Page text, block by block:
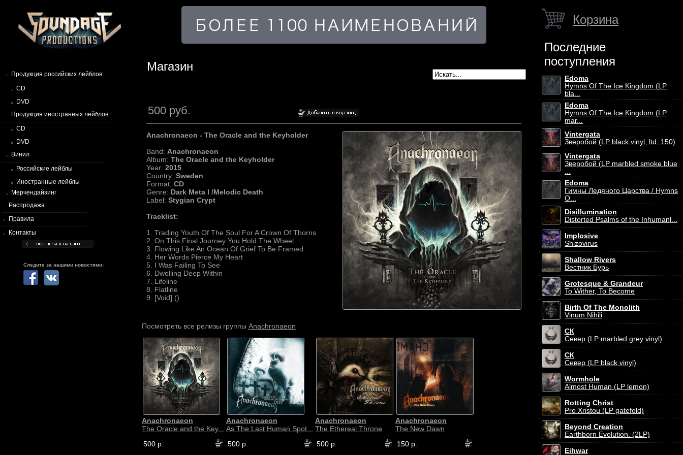
Продукция российских лейблов
CD
DVD
Продукция иностранных лейблов
CD
DVD
Винил
Российские лейблы
Иностранные лейблы
Мерчендайзинг
Распродажа
Правила
Контакты
Следите за нашими новостями:
Магазин
500 руб.
Anachronaeon - The Oracle and the Keyholder
Band: Anachronaeon
Album: The Oracle and the Keyholder
Year: 2015
Country: Sweden
Format: CD
Genre: Dark Meta l /Melodic Death
Label: Stygian Crypt
Tracklist:
1. Trading Youth Of The Soul For A Crown Of Thorns
2. On This Final Journey You Hold The Wheel
3. Flowing Like An Ocean Of Grief To Be Framed
4. Her Words Pierce My Heart
5. I Was Failing To See
6. Dwelling Deep Within
7. Lifeline
8. Flatline
9. [Void] ()
Посмотреть все релизы группы Anachronaeon
Anachronaeon
The Oracle and the Key...
500 р.
Anachronaeon
As The Last Human Spot...
500 р.
Anachronaeon
The Ethereal Throne
500 р.
Anachronaeon
The New Dawn
150 р.
Корзина
Последние
поступления
Edoma
Hymns Of The Ice Kingdom (LP
bla...
Edoma
Hymns Of The Ice Kingdom (LP
mar...
Vintergata
Зверобой (LP black vinyl, ltd. 150)
Vintergata
Зверобой (LP marbled smoke blue
...
Edoma
Гимны Ледяного Царства / Hymns
O...
Disillumination
Distorted Psalms of the Inhumanl...
Implosive
Shizovirus
Shallow Rivers
Вестник Бурь
Grotesque & Grandeur
To Wither, To Become
Birth Of The Monolith
Vinum Nihili
СК
Север (LP marbled grey vinyl)
СК
Север (LP black vinyl)
Wormhole
Almost Human (LP lemon)
Rotting Christ
Pro Xristou (LP gatefold)
Beyond Creation
Earthborn Evolution. (2LP)
Eihwar